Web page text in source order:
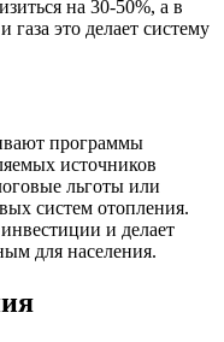
на 30-50%, а в
это делает систему
программы
источников
льготы или
систем отопления.
и делает
для населения.